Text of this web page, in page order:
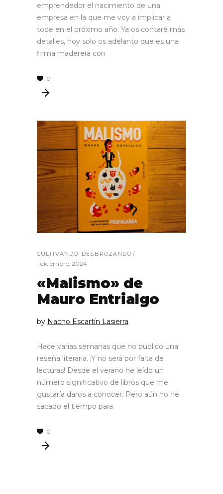
emprendedor el nacimiento de una
empresa en la que me voy a implicar a
tope en el próximo año. Ya os contaré más
detalles, hoy solo os adelanto que es una
firma maderera con
0
CULTIVANDO, DESBROZANDO
1 diciembre, 2024
«Malismo» de
Mauro Entrialgo
by Nacho Escartín Lasierra
Hace varias semanas que no publico una
reseña literaria. ¡Y no será por falta de
lecturas! Desde el verano he leído un
número significativo de libros que me
gustaría daros a conocer. Pero aún no he
sacado el tiempo para
0